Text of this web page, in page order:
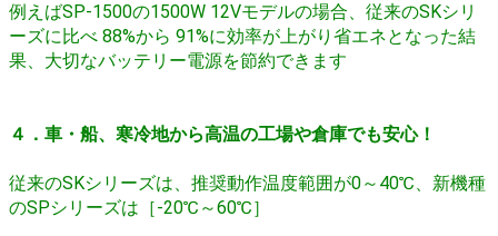
例えばSP-1500の1500W 12Vモデルの場合、従来のSKシリ
ーズに比べ 88%から 91%に効率が上がり省エネとなった結
果、大切なバッテリー電源を節約できます
４．車・船、寒冷地から高温の工場や倉庫でも安心！
従来のSKシリーズは、推奨動作温度範囲が0～40℃、新機種
のSPシリーズは［-20℃～60℃］